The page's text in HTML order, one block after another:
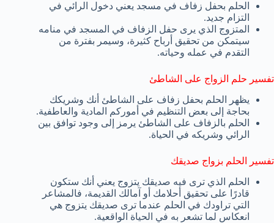
الحلم بحفل زفاف في مسجد يعني دخول الرائي في
التزام جديد.
المتزوج الذي يرى حفل الزفاف في المسجد في منامه
سيتمكن من تحقيق أرباح كثيرة، وسيمر بفترة من
التقدم في عمله وحياته.
تفسير حلم الزواج على الشاطئ
يظهر الحلم بحفل زفاف على الشاطئ أنك وشريكك
بحاجة إلى بعض التنظيم في أموركم المادية والعاطفية.
الحلم بالزفاف على الشاطئ يرمز إلى وجود توافق بين
الرائي وشريكه في الحياة.
تفسير الحلم بزواج صديقك
الحلم الذي ترى فيه صديقك يتزوج يعني أنك ستكون
قادرًا على تحقيق أحلامك أو آمالك القديمة، فالمشاعر
التي تراودك في الحلم عندما ترى صديقك يتزوج هي
انعكاس لما تشعر به في الحياة الواقعية.